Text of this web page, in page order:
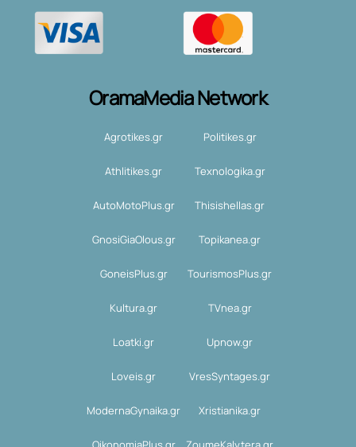
OramaMedia Network
Agrotikes.gr Politikes.gr
Athlitikes.gr Texnologika.gr
AutoMotoPlus.gr Thisishellas.gr
GnosiGiaOlous.gr Topikanea.gr
GoneisPlus.gr TourismosPlus.gr
Kultura.gr TVnea.gr
Loatki.gr Upnow.gr
Loveis.gr VresSyntages.gr
ModernaGynaika.gr Xristianika.gr